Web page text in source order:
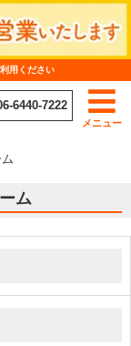
用ください
メニュー
6440-7222
ム